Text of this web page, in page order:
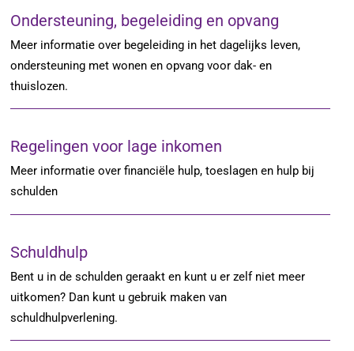
Ondersteuning, begeleiding en opvang
Meer informatie over begeleiding in het dagelijks leven,
ondersteuning met wonen en opvang voor dak- en
thuislozen.
Regelingen voor lage inkomen
Meer informatie over financiële hulp, toeslagen en hulp bij
schulden
Schuldhulp
Bent u in de schulden geraakt en kunt u er zelf niet meer
uitkomen? Dan kunt u gebruik maken van
schuldhulpverlening.